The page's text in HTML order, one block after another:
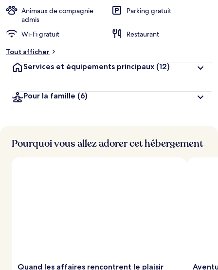
Animaux de compagnie
admis
Parking gratuit
Wi-Fi gratuit
Restaurant
Tout afficher
Services et équipements principaux (12)
Pour la famille (6)
Pourquoi vous allez adorer cet hébergement
Quand les affaires rencontrent le plaisir